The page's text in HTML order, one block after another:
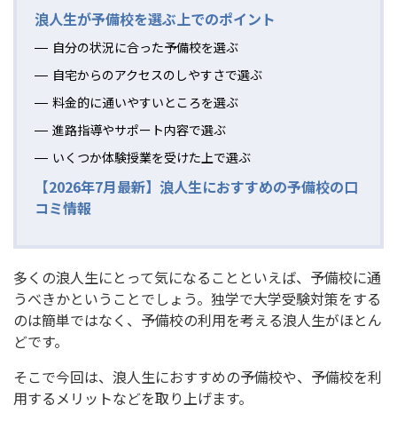
浪人生が予備校を選ぶ上でのポイント
自分の状況に合った予備校を選ぶ
自宅からのアクセスのしやすさで選ぶ
料金的に通いやすいところを選ぶ
進路指導やサポート内容で選ぶ
いくつか体験授業を受けた上で選ぶ
【2026年7月最新】浪人生におすすめの予備校の口
コミ情報
多くの浪人生にとって気になることといえば、予備校に通
うべきかということでしょう。独学で大学受験対策をする
のは簡単ではなく、予備校の利用を考える浪人生がほとん
どです。
そこで今回は、浪人生におすすめの予備校や、予備校を利
用するメリットなどを取り上げます。